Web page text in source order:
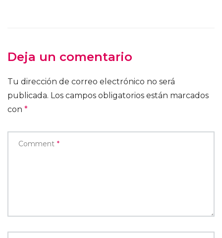
Deja un comentario
Tu dirección de correo electrónico no será
publicada. Los campos obligatorios están marcados
con *
Comment *